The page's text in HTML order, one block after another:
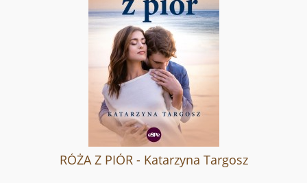
RÓŻA Z PIÓR - Katarzyna Targosz